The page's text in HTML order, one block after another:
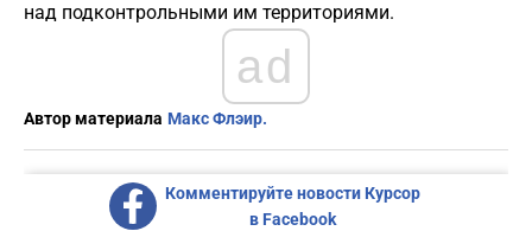
над подконтрольными им территориями.
ad
Автор материала Макс Флэир.
Комментируйте новости Курсор
в Facebook